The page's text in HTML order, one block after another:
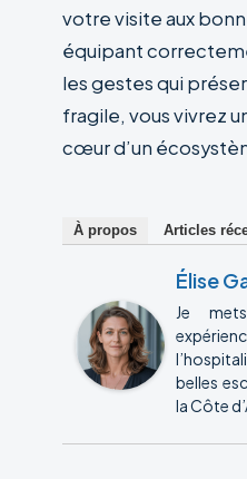
votre visite aux
équipant
les gestes qui
fragile, vous vivrez
cœur d’un
À propos Articles
Élise
Je
belles
la Côte